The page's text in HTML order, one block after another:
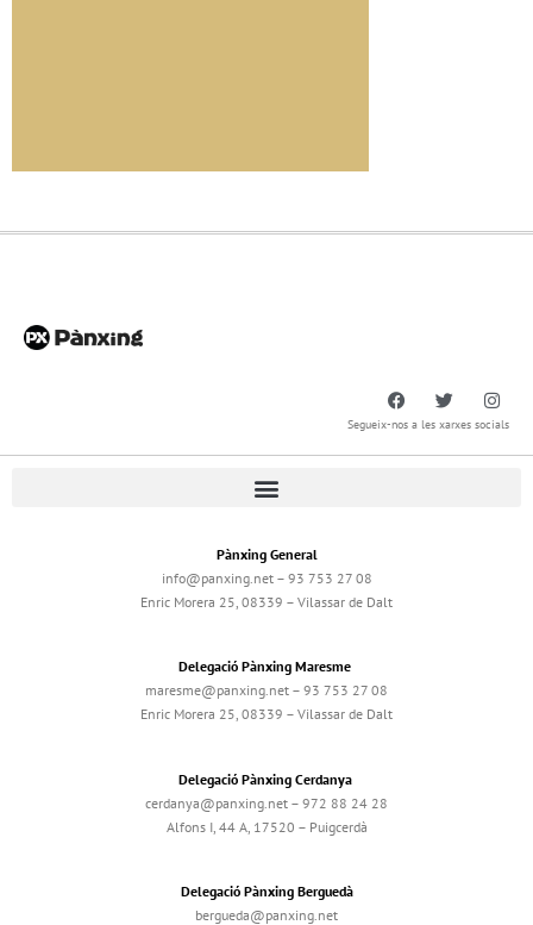
Segueix-nos a les xarxes socials
Pànxing General
info@panxing.net – 93 753 27 08
Enric Morera 25, 08339 – Vilassar de Dalt
Delegació Pànxing Maresme
maresme@panxing.net – 93 753 27 08
Enric Morera 25, 08339 – Vilassar de Dalt
Delegació Pànxing Cerdanya
cerdanya@panxing.net – 972 88 24 28
Alfons I, 44 A, 17520 – Puigcerdà
Delegació Pànxing Berguedà
bergueda@panxing.net